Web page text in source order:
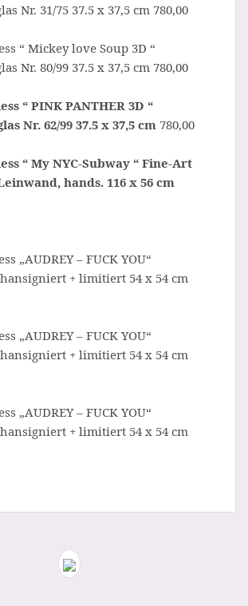
Nr. 31/75 37.5 x 37,5 cm 780,00
“ Mickey love Soup 3D “
Nr. 80/99 37.5 x 37,5 cm 780,00
“ PINK PANTHER 3D “
Nr. 62/99 37.5 x 37,5 cm 780,00
“ My NYC-Subway “ Fine-Art
hands. 116 x 56 cm
„AUDREY – FUCK YOU“
+ limitiert 54 x 54 cm
„AUDREY – FUCK YOU“
+ limitiert 54 x 54 cm
„AUDREY – FUCK YOU“
+ limitiert 54 x 54 cm